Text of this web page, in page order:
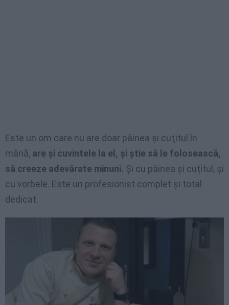
Este un om care nu are doar pâinea şi cuţitul în
mână, are şi cuvintele la el, şi ştie să le folosească,
să creeze adevărate minuni. Şi cu pâinea şi cuțitul, şi
cu vorbele. Este un profesionist complet şi total
dedicat.